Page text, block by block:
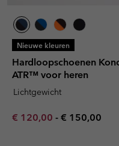
Nieuwe kleuren
Hardloopschoenen
ATR™ voor heren
Lichtgewicht
Minimum sale price:
€ 120,00 - Maximum
€ 150,00